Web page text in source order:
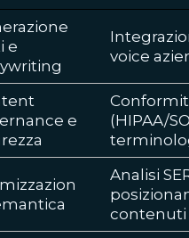
e
voice
e
(HIPAA/
Analisi
contenuti